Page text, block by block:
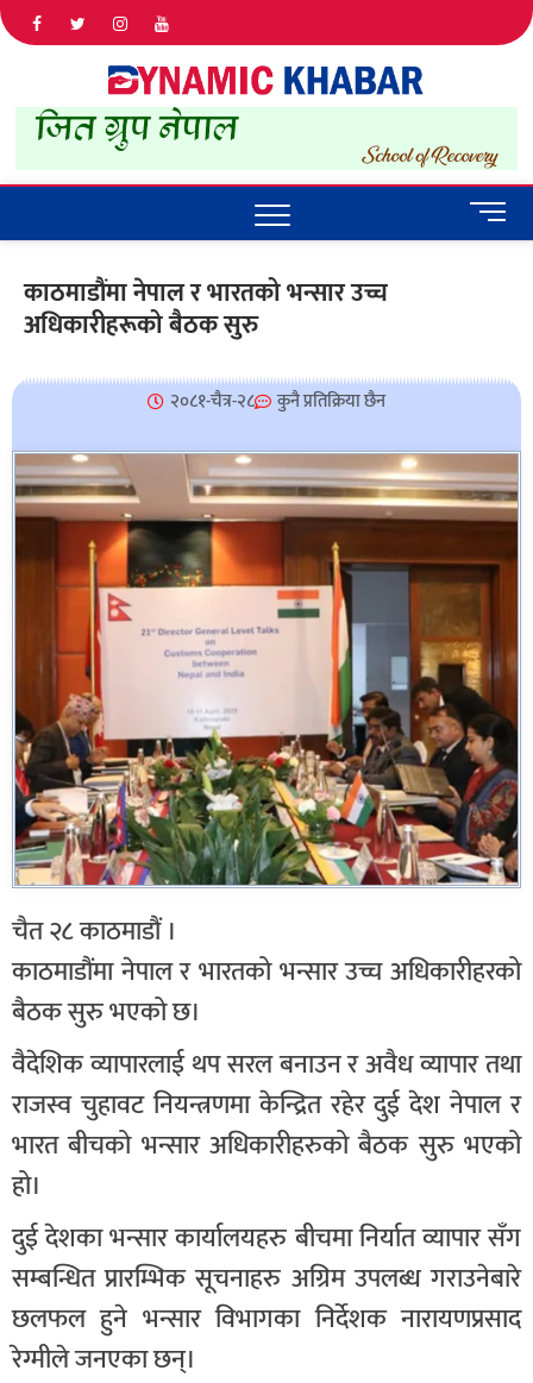
IN NEPAL
M
e
n
काठमाडौंमा नेपाल र भारतको भन्सार उच्च
अधिकारीहरूको बैठक सुरु
२०८१-चैत्र-२८ कुनै प्रतिक्रिया छैन
चैत २८ काठमाडौं ।
काठमाडौंमा नेपाल र भारतको भन्सार उच्च अधिकारीहरको
बैठक सुरु भएको छ।
वैदेशिक व्यापारलाई थप सरल बनाउन र अवैध व्यापार तथा
राजस्व चुहावट नियन्त्रणमा केन्द्रित रहेर दुई देश नेपाल र
भारत बीचको भन्सार अधिकारीहरुको बैठक सुरु भएको
हो।
दुई देशका भन्सार कार्यालयहरु बीचमा निर्यात व्यापार सँग
सम्बन्धित प्रारम्भिक सूचनाहरु अग्रिम उपलब्ध गराउनेबारे
छलफल हुने भन्सार विभागका निर्देशक नारायणप्रसाद
रेग्मीले जनएका छन्।